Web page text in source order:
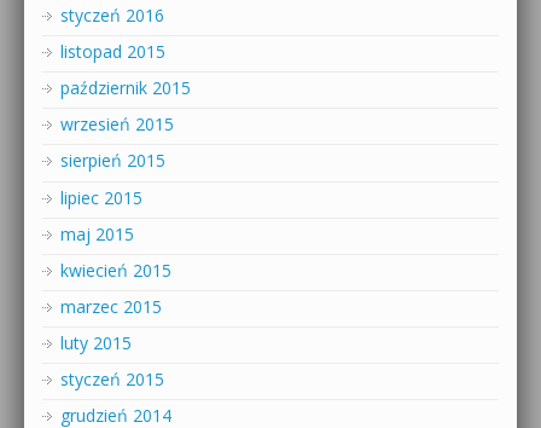
styczeń 2016
listopad 2015
październik 2015
wrzesień 2015
sierpień 2015
lipiec 2015
maj 2015
kwiecień 2015
marzec 2015
luty 2015
styczeń 2015
grudzień 2014